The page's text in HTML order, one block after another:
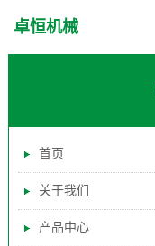
卓恒机械
首页
关于我们
产品中心